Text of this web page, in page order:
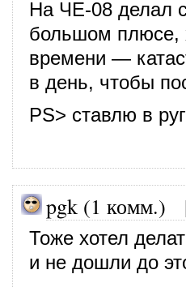
На ЧЕ-08 делал
большом плюсе,
времени —
в день, чтобы
PS> ставлю в
pgk (1 комм.)
Тоже хотел
и не дошли до